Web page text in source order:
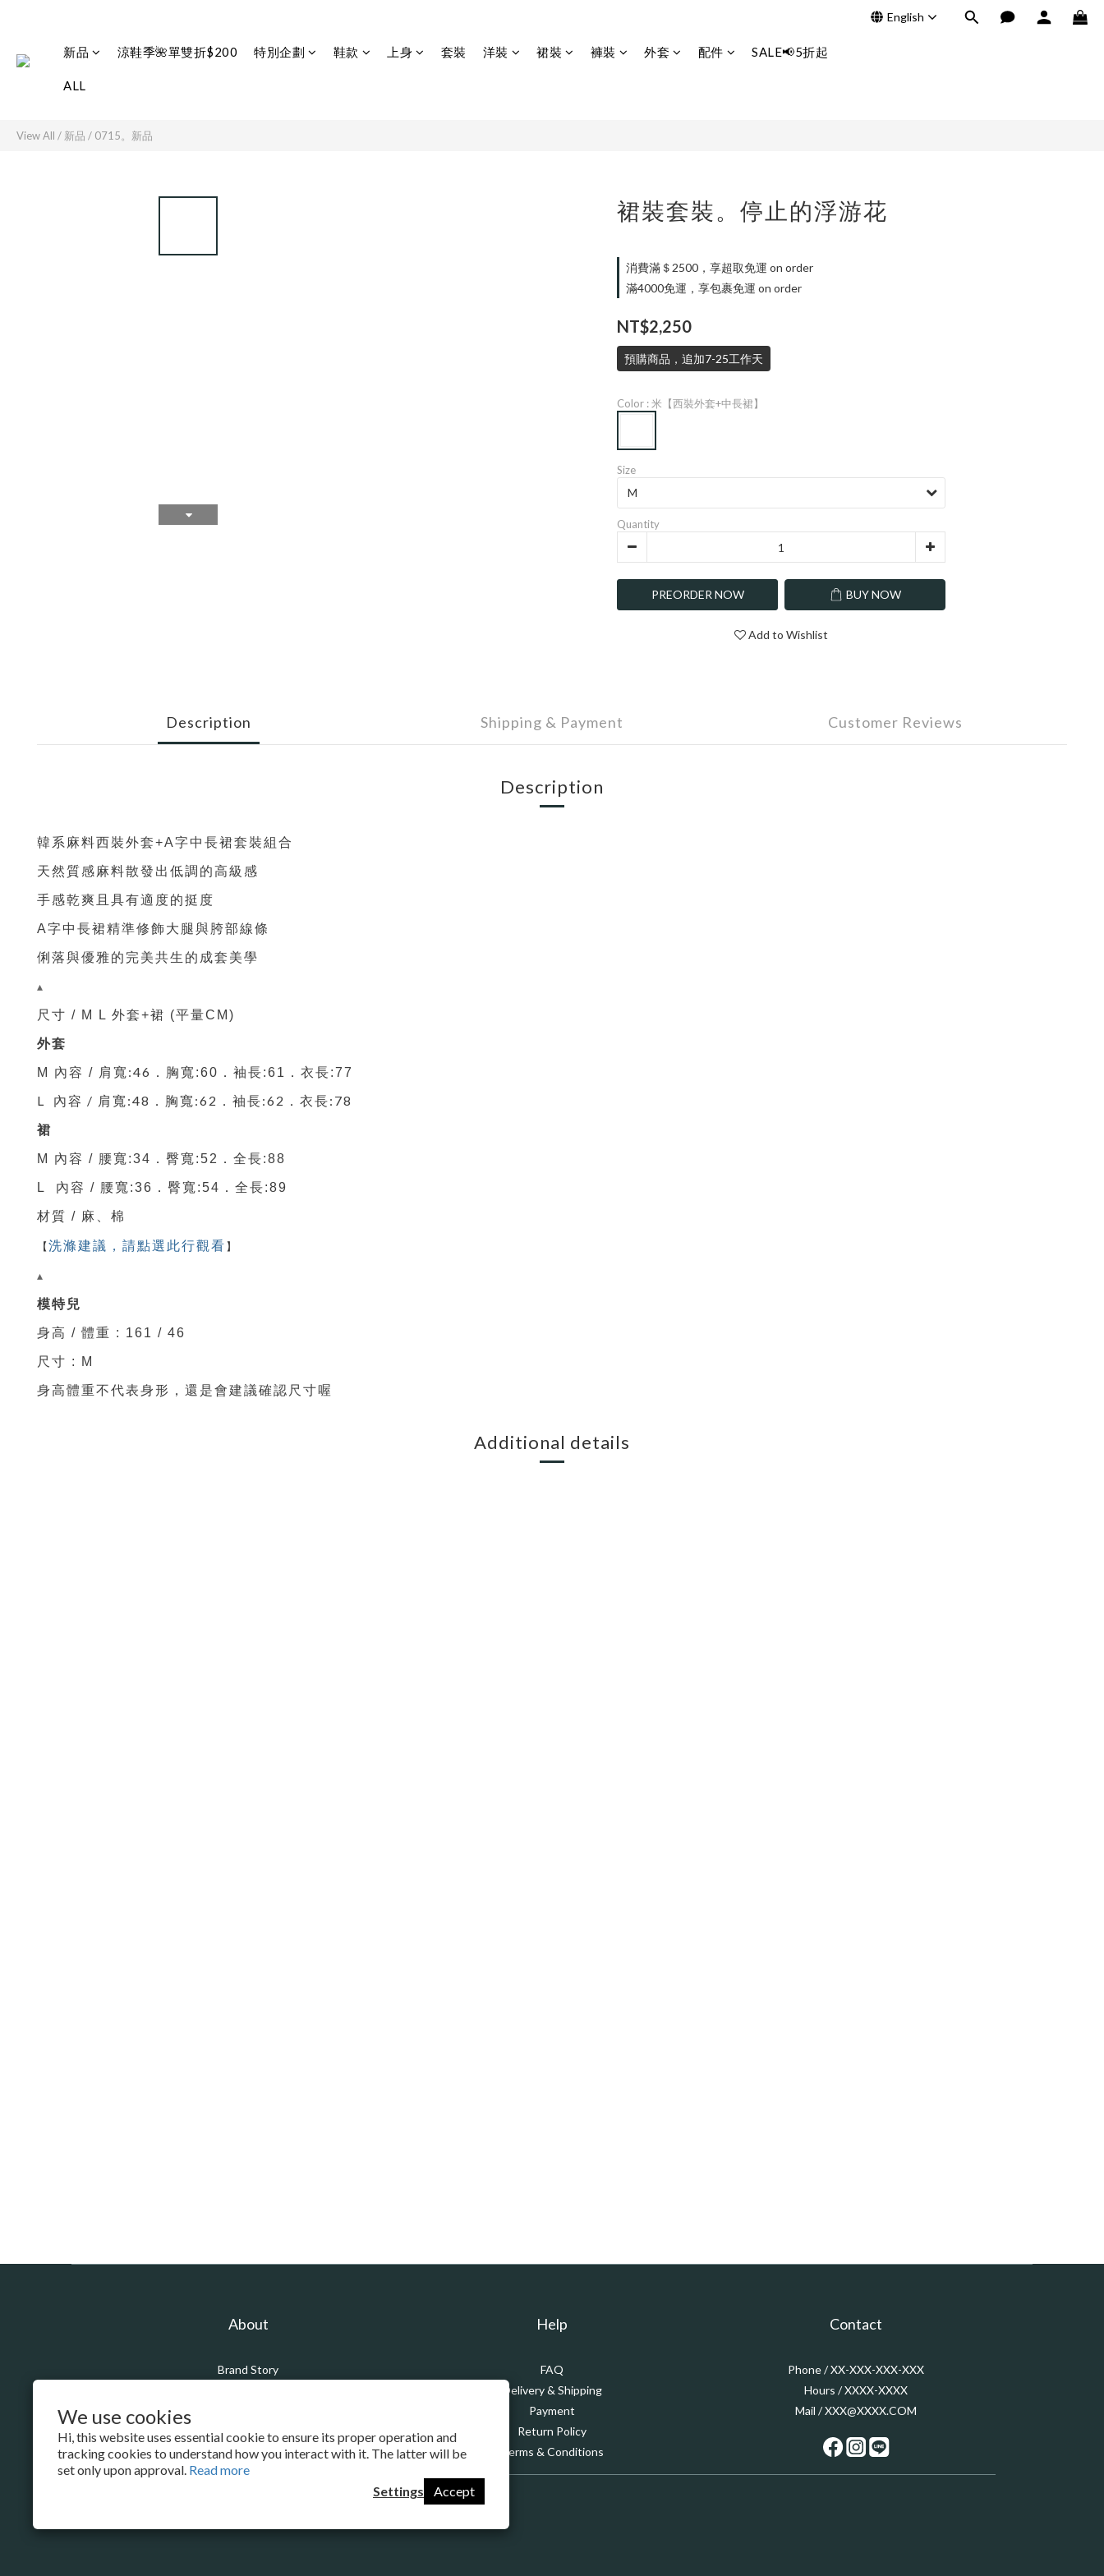
We use cookies
Hi, this website uses essential cookie to ensure its proper operation and
tracking cookies to understand how you interact with it. The latter will be
set only upon approval. Read more
Settings
Accept
English
新品 涼鞋季🌺單雙折$200 特別企劃 鞋款 上身 套裝 洋裝 裙裝 褲裝 外套 配件 SALE📢5折起
ALL
View All / 新品 / 0715。新品
裙裝套裝。停止的浮游花
消費滿＄2500，享超取免運 on order
滿4000免運，享包裹免運 on order
NT$2,250
預購商品，追加7-25工作天
Color : 米【西裝外套+中長裙】
Size
Quantity
PREORDER NOW BUY NOW
Add to Wishlist
Description Shipping & Payment Customer Reviews
Description
韓系麻料西裝外套+A字中長裙套裝組合
天然質感麻料散發出低調的高級感
手感乾爽且具有適度的挺度
A字中長裙精準修飾大腿與胯部線條
俐落與優雅的完美共生的成套美學
▴
尺寸 / M L 外套+裙 (平量CM)
外套
M 內容 / 肩寬:46． 胸寬 :60 ．袖長:61． 衣長:77
L 內容 / 肩寬:48． 胸寬 :62 ．袖長:62． 衣長:78
裙
M 內容 / 腰寬 :34 ．臀寬 :52 ． 全長:88
L 內容 / 腰寬 :36 ．臀寬 :54 ． 全長:89
材質 / 麻、棉
【洗滌建議，請點選此行觀看】
▴
模特兒
身高 / 體重 : 161 / 46
尺寸 : M
身高體重不代表身形，還是會建議確認尺寸喔
Additional details
BUY NOW
About
Brand Story
Help
FAQ
Delivery & Shipping
Payment
Return Policy
Terms & Conditions
Contact
Phone / XX-XXX-XXX-XXX
Hours / XXXX-XXXX
Mail / XXX@XXXX.COM